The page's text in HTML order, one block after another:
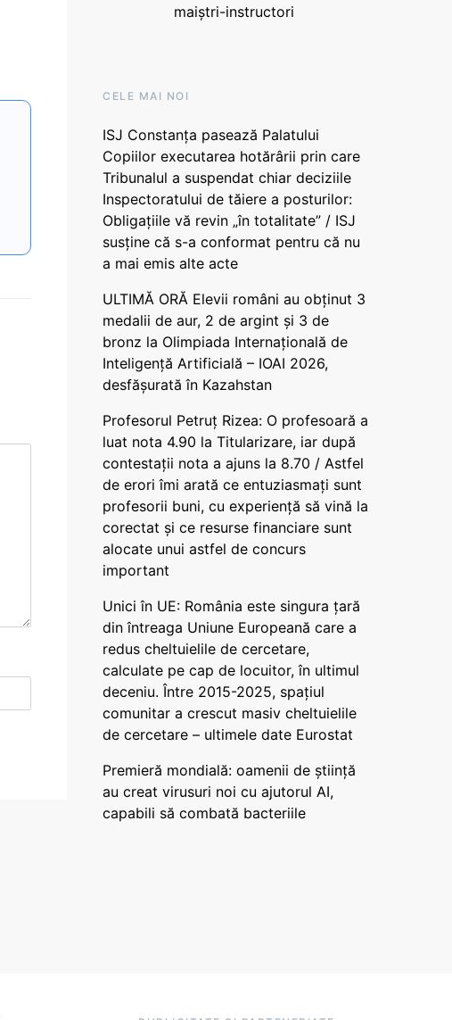
maiștri-instructori
CELE MAI NOI
ISJ Constanța pasează Palatului
Copiilor executarea hotărârii prin care
Tribunalul a suspendat chiar deciziile
Inspectoratului de tăiere a posturilor:
Obligațiile vă revin „în totalitate” / ISJ
susține că s-a conformat pentru că nu
a mai emis alte acte
ULTIMĂ ORĂ Elevii români au obținut 3
medalii de aur, 2 de argint și 3 de
bronz la Olimpiada Internațională de
Inteligență Artificială – IOAI 2026,
desfășurată în Kazahstan
Profesorul Petruț Rizea: O profesoară a
luat nota 4.90 la Titularizare, iar după
contestații nota a ajuns la 8.70 / Astfel
de erori îmi arată ce entuziasmați sunt
profesorii buni, cu experiență să vină la
corectat și ce resurse financiare sunt
alocate unui astfel de concurs
important
Unici în UE: România este singura țară
din întreaga Uniune Europeană care a
redus cheltuielile de cercetare,
calculate pe cap de locuitor, în ultimul
deceniu. Între 2015-2025, spațiul
comunitar a crescut masiv cheltuielile
de cercetare – ultimele date Eurostat
Premieră mondială: oamenii de știință
au creat virusuri noi cu ajutorul AI,
capabili să combată bacteriile